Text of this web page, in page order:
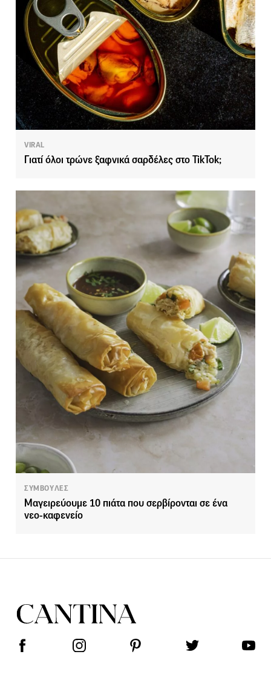
VIRAL
Γιατί όλοι τρώνε ξαφνικά σαρδέλες στο TikTok;
ΣΥΜΒΟΥΛΕΣ
Μαγειρεύουμε 10 πιάτα που σερβίρονται σε ένα
νεο-καφενείο